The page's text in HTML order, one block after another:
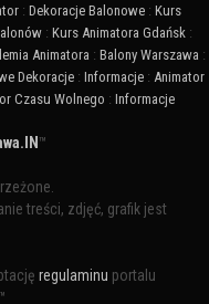
: Dekoracje Balonowe : Kurs
: Kurs Animatora Gdańsk :
Animatora : Balony Warszawa :
Dekoracje : Informacje : Animator
Czasu Wolnego : Informacje
™
treści, zdjęć, grafik jest
regulaminu portalu